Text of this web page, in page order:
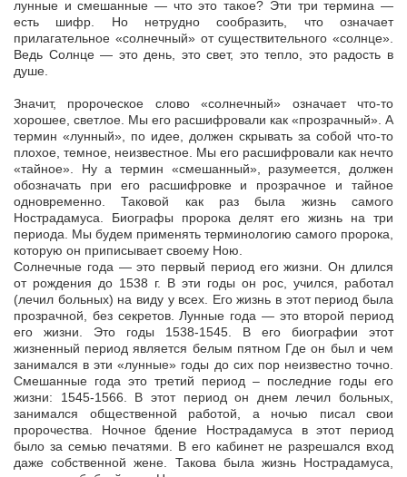
лунные и смешанные — что это такое? Эти три термина —
есть шифр. Но нетрудно сообразить, что означает
прилагательное «солнечный» от существительного «солнце».
Ведь Солнце — это день, это свет, это тепло, это радость в
душе.
Значит, пророческое слово «солнечный» означает что-то
хорошее, светлое. Мы его расшифровали как «прозрачный». А
термин «лунный», по идее, должен скрывать за собой что-то
плохое, темное, неизвестное. Мы его расшифровали как нечто
«тайное». Ну а термин «смешанный», разумеется, должен
обозначать при его расшифровке и прозрачное и тайное
одновременно. Таковой как раз была жизнь самого
Нострадамуса. Биографы пророка делят его жизнь на три
периода. Мы будем применять терминологию самого пророка,
которую он приписывает своему Ною.
Солнечные года — это первый период его жизни. Он длился
от рождения до 1538 г. В эти годы он рос, учился, работал
(лечил больных) на виду у всех. Его жизнь в этот период была
прозрачной, без секретов. Лунные года — это второй период
его жизни. Это годы 1538-1545. В его биографии этот
жизненный период является белым пятном Где он был и чем
занимался в эти «лунные» годы до сих пор неизвестно точно.
Смешанные года это третий период – последние годы его
жизни: 1545-1566. В этот период он днем лечил больных,
занимался общественной работой, а ночью писал свои
пророчества. Ночное бдение Нострадамуса в этот период
было за семью печатями. В его кабинет не разрешался вход
даже собственной жене. Такова была жизнь Нострадамуса,